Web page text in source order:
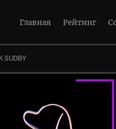
Главная Рейтинг
SUDBY